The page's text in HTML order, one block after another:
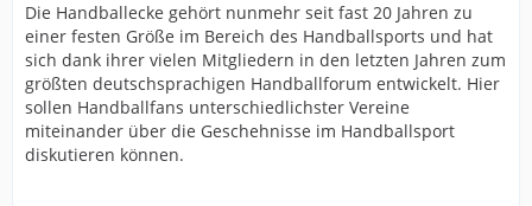
Die Handballecke gehört nunmehr seit fast 20 Jahren zu
einer festen Größe im Bereich des Handballsports und hat
sich dank ihrer vielen Mitgliedern in den letzten Jahren zum
größten deutschsprachigen Handballforum entwickelt. Hier
sollen Handballfans unterschiedlichster Vereine
miteinander über die Geschehnisse im Handballsport
diskutieren können.